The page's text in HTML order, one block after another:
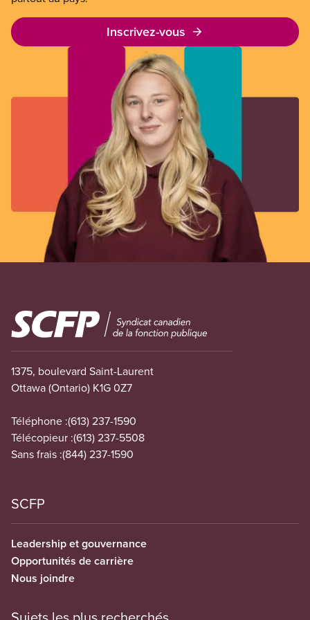
Inscrivez-vous
Image
1375, boulevard Saint-Laurent
Ottawa (Ontario) K1G 0Z7
Téléphone :(613) 237-1590
Télécopieur :(613) 237-5508
Sans frais :(844) 237-1590
SCFP
Leadership et gouvernance
Opportunités de carrière
Nous joindre